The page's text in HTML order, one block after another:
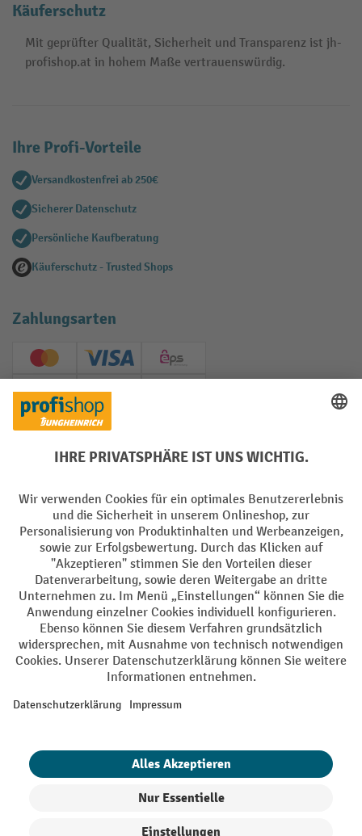
Käuferschutz
Mit geprüfter Qualität, Sicherheit und Transparenz ist jh-
profishop.at in hohem Maße vertrauenswürdig.
Ihre Profi-Vorteile
Versandkostenfrei ab 250€
Sicherer Datenschutz
Persönliche Kaufberatung
Käuferschutz - Trusted Shops
Zahlungsarten
Creditcard (Master)Creditcard (Visa)
EPS
PayPal
Soziale Netzwerke
Impressum Datenschutz
Barrierefreiheit Privacy Settings
Alle Preise exkl. gesetzl. Mehrwertsteuer zzgl.Versandkostenund ggf.
Nachnahmegebühren, wenn nicht anders angegeben.
¹ Der Rabatt gilt so lange der Vorrat reicht. Der Rabatt gilt nicht auf
oder Gutscheinen ist nicht möglich. | ² Der Rabatt wird einmalig bei
eingelöst werden. Die Höhe des Rabatts variiert je nach
Produktkategorie und beträgt bis zu 10 % (10 % auf Lager, Umwelt,
Heben | 7% auf Büro). Ausgenommen sind Elektro-Hubwagen,